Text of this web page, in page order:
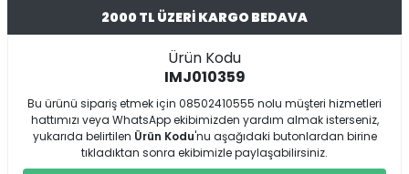
2000 TL ÜZERİ KARGO BEDAVA
Ürün Kodu
IMJ010359
Bu ürünü sipariş etmek için 08502410555 nolu müşteri hizmetleri
hattımızı veya WhatsApp ekibimizden yardım almak isterseniz,
yukarıda belirtilen Ürün Kodu'nu aşağıdaki butonlardan birine
tıkladıktan sonra ekibimizle paylaşabilirsiniz.